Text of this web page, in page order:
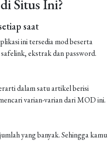
Situs Ini?
saat
ini tersedia mod beserta
ekstrak dan password.
dalam satu artikel berisi
varian-varian dari MOD ini.
yang banyak. Sehingga kamu